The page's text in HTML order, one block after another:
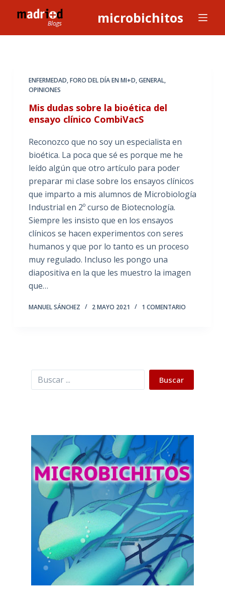
l
microbichitos
ENFERMEDAD,FORO DEL DÍA EN MI+D,GENERAL,
OPINIONES
Mis dudas sobre la bioética del
ensayo clínico CombiVacS
Reconozco que no soy un especialista en
bioética. La poca que sé es porque me he
leído algún que otro artículo para poder
preparar mi clase sobre los ensayos clínicos
que imparto a mis alumnos de Microbiología
Industrial en 2º curso de Biotecnología.
Siempre les insisto que en los ensayos
clínicos se hacen experimentos con seres
humanos y que por lo tanto es un proceso
muy regulado. Incluso les pongo una
diapositiva en la que les muestro la imagen
que…
MANUEL SÁNCHEZ 2 MAYO 2021 1 COMENTARIO
Buscar Buscar